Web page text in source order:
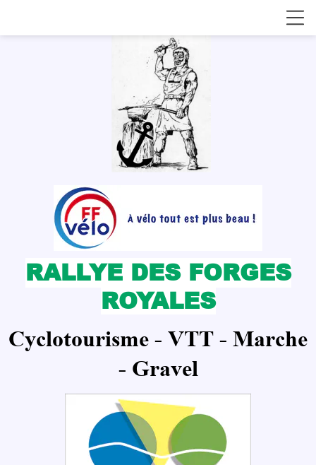
RALLYE DESFORGES
ROYALES
Cyclotourisme - VTT - Marche
- Gravel